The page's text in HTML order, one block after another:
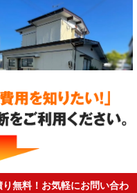
無料！お気軽にお問い合わ